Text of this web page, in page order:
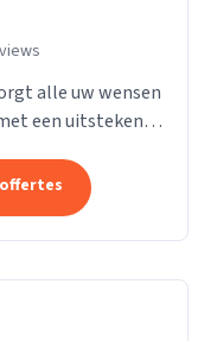
een uitstekende
vernieuwen,...